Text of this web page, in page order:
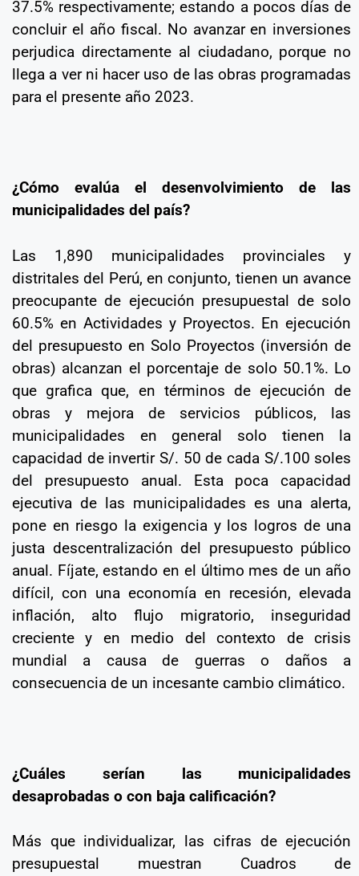
37.5% respectivamente; estando a pocos días de
concluir el año fiscal. No avanzar en inversiones
perjudica directamente al ciudadano, porque no
llega a ver ni hacer uso de las obras programadas
para el presente año 2023.
¿Cómo evalúa el desenvolvimiento de las
municipalidades del país?
Las 1,890 municipalidades provinciales y
distritales del Perú, en conjunto, tienen un avance
preocupante de ejecución presupuestal de solo
60.5% en Actividades y Proyectos. En ejecución
del presupuesto en Solo Proyectos (inversión de
obras) alcanzan el porcentaje de solo 50.1%. Lo
que grafica que, en términos de ejecución de
obras y mejora de servicios públicos, las
municipalidades en general solo tienen la
capacidad de invertir S/. 50 de cada S/.100 soles
del presupuesto anual. Esta poca capacidad
ejecutiva de las municipalidades es una alerta,
pone en riesgo la exigencia y los logros de una
justa descentralización del presupuesto público
anual. Fíjate, estando en el último mes de un año
difícil, con una economía en recesión, elevada
inflación, alto flujo migratorio, inseguridad
creciente y en medio del contexto de crisis
mundial a causa de guerras o daños a
consecuencia de un incesante cambio climático.
¿Cuáles serían las municipalidades
desaprobadas o con baja calificación?
Más que individualizar, las cifras de ejecución
presupuestal muestran Cuadros de